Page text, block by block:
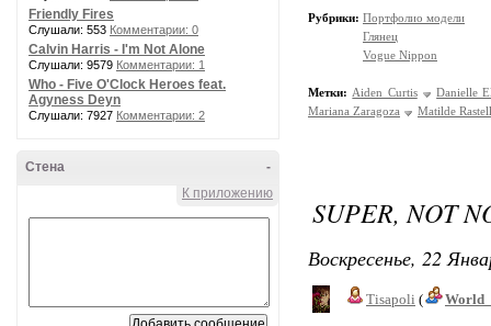
Friendly Fires
Слушали: 553 Комментарии: 0
Calvin Harris - I'm Not Alone
Слушали: 9579 Комментарии: 1
Who - Five O'Clock Heroes feat.
Agyness Deyn
Слушали: 7927 Комментарии: 2
-
Стена
К приложению
Рубрики: Портфолио модели
Глянец
Vogue Nippon
Метки: Aiden Curtis
Danielle
Mariana Zaragoza
Matilde
SUPER, NOT
Воскресенье, 22
Tisapoli (